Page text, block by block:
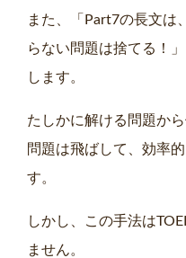
また、「Part7の長文は
らない問題は捨てる！
します。
たしかに解ける問題か
問題は飛ばして、効率
す。
しかし、この手法は
ません。